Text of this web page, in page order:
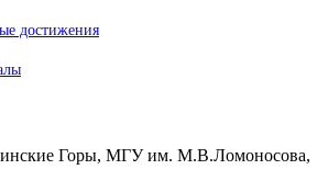
достижения
Горы, МГУ им. М.В.Ломоносова,